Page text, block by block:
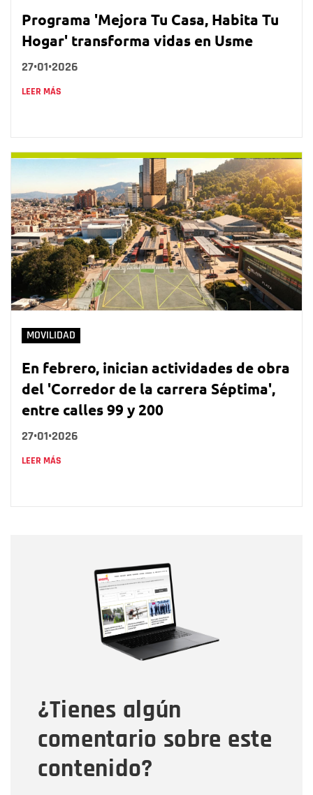
Programa 'Mejora Tu Casa, Habita Tu
Hogar' transforma vidas en Usme
27•01•2026
LEER MÁS
MOVILIDAD
En febrero, inician actividades de obra
del 'Corredor de la carrera Séptima',
entre calles 99 y 200
27•01•2026
LEER MÁS
¿Tienes algún
comentario sobre este
contenido?
Correo electrónico
Tipo de comentario
Mensaje